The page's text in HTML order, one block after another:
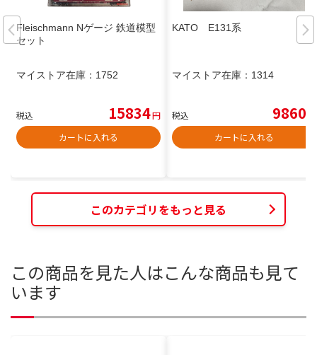
Fleischmann Nゲージ 鉄道模型
セット
マイストア在庫： 1752
税込 15834円
カートに入れる
KATO E131系
マイストア在庫： 1314
税込 9860
カートに入れる
このカテゴリをもっと見る
この商品を見た人はこんな商品も見て
います